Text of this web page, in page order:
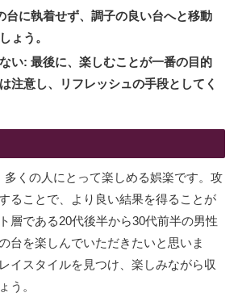
台に執着せず、調子の良い台へと移動
ょう。
い: 最後に、楽しむことが一番の目的
注意し、リフレッシュの手段としてく
多くの人にとって楽しめる娯楽です。攻
ることで、より良い結果を得ることが
層である20代後半から30代前半の男性
台を楽しんでいただきたいと思いま
イスタイルを見つけ、楽しみながら収
う。